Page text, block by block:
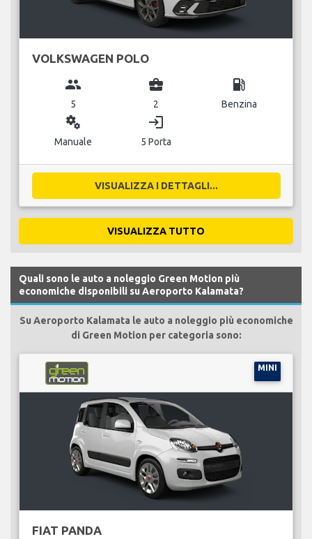
VOLKSWAGEN POLO
group
5
business_center
2
local_gas_station
Benzina
miscellaneous_services
Manuale
login
5 Porta
VISUALIZZA I DETTAGLI...
VISUALIZZA TUTTO
Quali sono le auto a noleggio Green Motion più
economiche disponibili su Aeroporto Kalamata?
Su Aeroporto Kalamata le auto a noleggio più economiche
di Green Motion per categoria sono:
MINI
FIAT PANDA